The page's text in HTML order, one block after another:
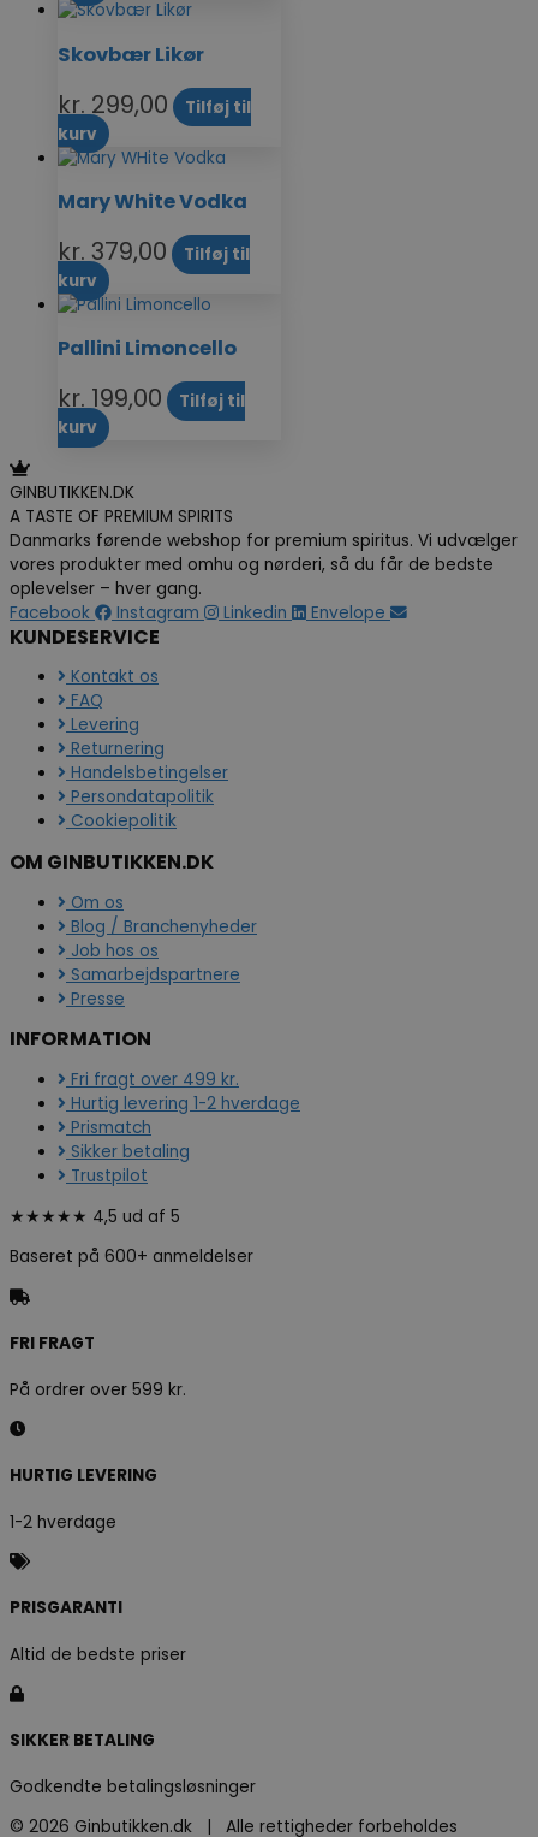
Skovbær Likør
kr. 299,00
Tilføj til
kurv
Mary White Vodka
kr. 379,00
Tilføj til
kurv
Pallini Limoncello
kr. 199,00
Tilføj til
kurv
GINBUTIKKEN.DK
A TASTE OF PREMIUM SPIRITS
Danmarks førende webshop for premium spiritus. Vi udvælger
vores produkter med omhu og nørderi, så du får de bedste
oplevelser – hver gang.
Facebook
Instagram Linkedin Envelope
KUNDESERVICE
Kontakt os
FAQ
Levering
Returnering
Handelsbetingelser
Persondatapolitik
Cookiepolitik
OM GINBUTIKKEN.DK
Om os
Blog / Branchenyheder
Job hos os
Samarbejdspartnere
Presse
INFORMATION
Fri fragt over 499 kr.
Hurtig levering 1-2 hverdage
Prismatch
Sikker betaling
Trustpilot
★★★★★ 4,5 ud af 5
Baseret på 600+ anmeldelser
FRI FRAGT
På ordrer over 599 kr.
HURTIG LEVERING
1-2 hverdage
PRISGARANTI
Altid de bedste priser
SIKKER BETALING
Godkendte betalingsløsninger
© 2026 Ginbutikken.dk | Alle rettigheder forbeholdes